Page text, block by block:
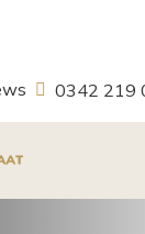
0342 219
vraag